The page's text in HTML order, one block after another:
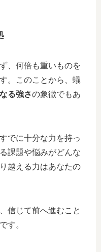
、何倍も重いものを
。このことから、蟻
る強さの象徴でもあ
でに十分な力を持っ
課題や悩みがどんな
越える力はあなたの
信じて前へ進むこと
す。